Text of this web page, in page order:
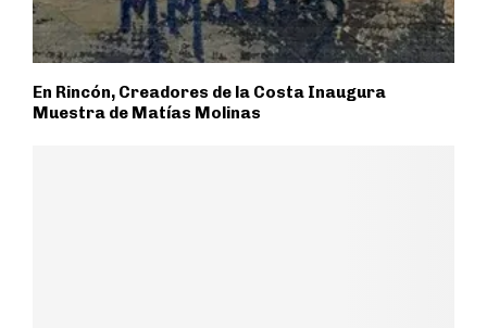
En Rincón, Creadores de la Costa Inaugura
Muestra de Matías Molinas